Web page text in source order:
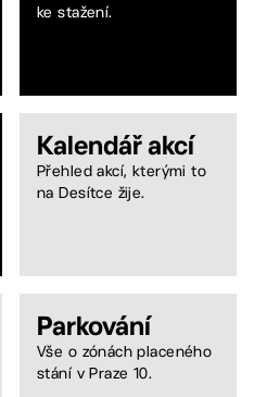
ke stažení.
Kalendář akcí
Přehled akcí, kterými to
na Desítce žije.
Parkování
Vše o zónách placeného
stání v Praze 10.